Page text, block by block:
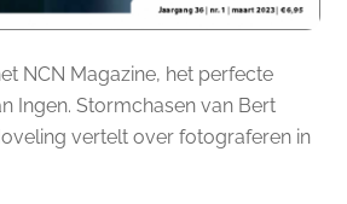
NCN Magazine, het perfecte
Ingen. Stormchasen van Bert
vertelt over fotograferen in